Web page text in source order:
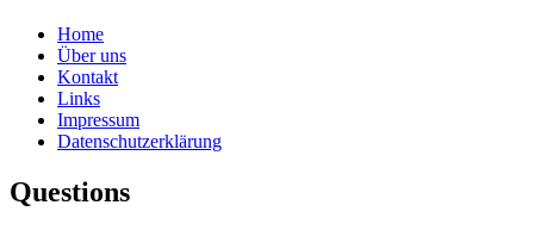
Home
Über uns
Kontakt
Links
Impressum
Datenschutzerklärung
Questions